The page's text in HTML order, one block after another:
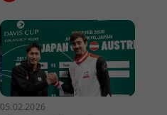
05.02.2026